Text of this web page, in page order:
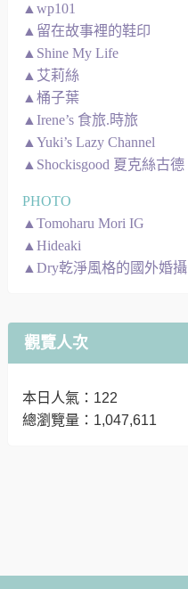
▲wp101
▲留在故事裡的鞋印
▲Shine My Life
▲艾莉絲
▲桶子葉
▲Irene’s 食旅.時旅
▲Yuki’s Lazy Channel
▲Shockisgood 夏克絲古德
PHOTO
▲Tomoharu Mori IG
▲Hideaki
▲Dry乾淨風格的國外婚攝
觀覽人次
本日人氣：122
總瀏覽量：1,047,611